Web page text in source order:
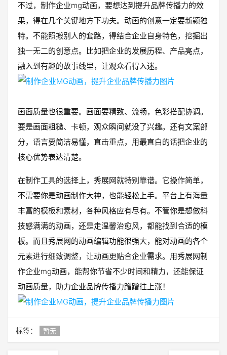
不过，制作企业mg动画，要想达到提升品牌传播力的效
果，得在几个关键地方下功夫。动画的创意一定要新颖独
特。不能照搬别人的套路，得结合企业自身特色，挖掘出
独一无二的创意点。比如把企业的发展历程、产品亮点，
融入到有趣的故事线里，让观众看得入迷。
画面质量也很重要。画面要精致、流畅，色彩搭配协调。
要是画面粗糙、卡顿，观众瞬间就没了兴趣。还有文案部
分，语言要简洁易懂，直击重点，用最直白的话把企业的
核心优势表达清楚。
在制作工具的选择上，秀展网就特别靠谱。它操作简单，
不需要你是动画制作大神，也能轻松上手。平台上有海量
丰富的模板和素材，各种风格应有尽有。不管你是想做科
技感满满的动画，还是走温馨治愈风，都能找到合适的模
板。而且秀展网的动画编辑功能很强大，能对动画的各个
元素进行细致调整，让动画更贴合企业需求。用秀展网制
作企业mg动画，能帮你节省不少时间和精力，还能保证
动画质量，助力企业品牌传播力蹭蹭往上涨！
标签： 暂无